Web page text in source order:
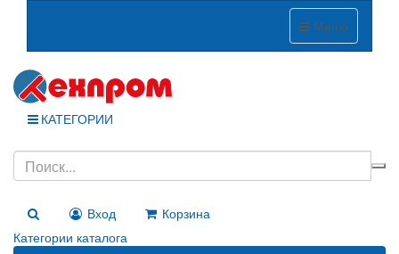
Меню
КАТЕГОРИИ
Вход
Корзина
Категории каталога